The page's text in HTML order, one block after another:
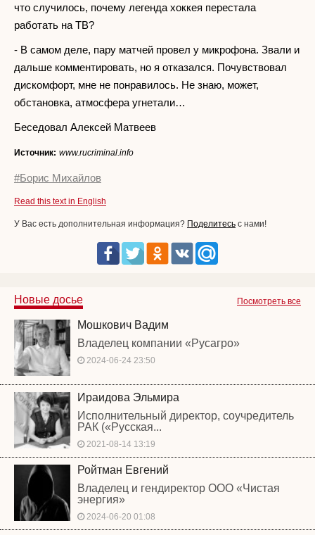
что случилось, почему легенда хоккея перестала
работать на ТВ?
- В самом деле, пару матчей провел у микрофона. Звали и
дальше комментировать, но я отказался. Почувствовал
дискомфорт, мне не понравилось. Не знаю, может,
обстановка, атмосфера угнетали…
Беседовал Алексей Матвеев
Источник: www.rucriminal.info
#Борис Михайлов
Read this text in English
У Вас есть дополнительная информация? Поделитесь с нами!
Посмотреть все
Новые досье
Мошкович Вадим
Владелец компании «Русагро»
2024-06-24 23:50
Ираидова Эльмира
Исполнительный директор, соучредитель
РАК («Русская...
2021-08-14 13:19
Ройтман Евгений
Владелец и гендиректор ООО «Чистая
энергия»
2024-06-20 01:08